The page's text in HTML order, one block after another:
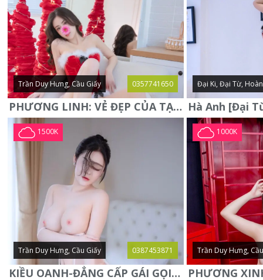
Trần Duy Hưng, Cầu Giấy 0357741650
PHƯƠNG LINH: VẺ ĐẸP CỦA TẠO HÓA, XINH ĐẸP, SEXY, QUYỄN RŨ
Đại Ki, Đại Từ,
1500K
Trần Duy Hưng, Cầu Giấy 0387453871
KIỀU OANH-ĐẲNG CẤP GÁI GỌI XINH SANG-NGOAN NGOÃN
1000K
Trần Duy Hưng,